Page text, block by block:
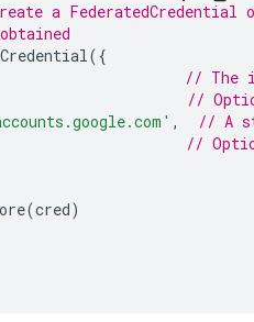
a FederatedCredential
({
// The
//
,
// A
//
(cred)